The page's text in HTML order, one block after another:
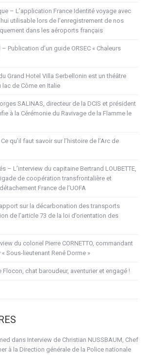
– L’application France Identité voyage avec
utilisable lors de l’enregistrement de nos
dans les aéroports français
Publication d’un guide ORSEC « Chaleurs
Grand Hotel Villa Serbellonin est un théâtre
lac de Côme en Italie
SALINAS, directeur de la DCIS et président
à la Cérémonie du Ravivage de la Flamme le
qu’il faut savoir sur l’histoire de l’Arc de
– L’interview du capitaine Bertrand LOUBETTE,
de coopération transfrontalière et
France de l’UOFA
sur la décarbonation des transports
de l’article 73 de la loi d’orientation des
du colonel Pierre CORNETTO, commandant
Sous-lieutenant René Dorme »
Flocon, chat baroudeur, aventurier et engagé !
dans Interview de Christian NUSSBAUM, Chef
à la Direction générale de la Police nationale